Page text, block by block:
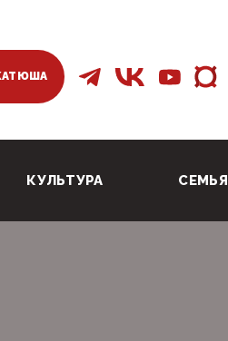
КУЛЬТУРА СЕМЬЯ